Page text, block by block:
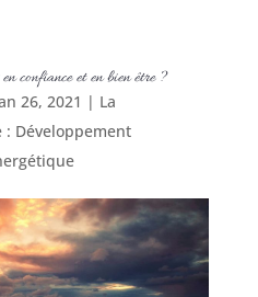
confiance et en bien être ?
26, 2021 | La
Développement